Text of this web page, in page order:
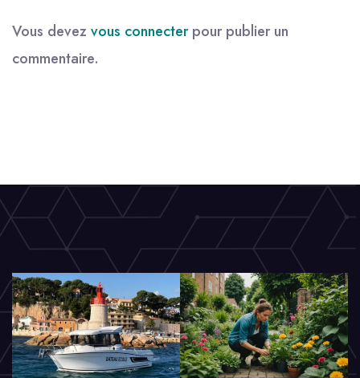
Vous devez vous connecterpour publier un
commentaire.